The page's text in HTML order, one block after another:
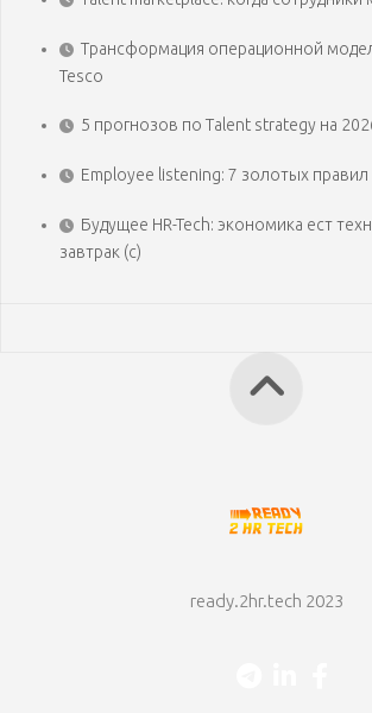
Трансформация операционной
Tesco
5 прогнозов по Talent strategy на
Employee listening: 7 золотых правил
Будущее HR-Tech: экономика ест
завтрак (с)
ready.2hr.tech 2023